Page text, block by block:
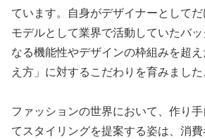
ています。自身がデザイナーとして
モデルとして業界で活動していたバ
なる機能性やデザインの枠組みを超
え方」に対するこだわりを育みました
ファッションの世界において、作り
てスタイリングを提案する姿は、消